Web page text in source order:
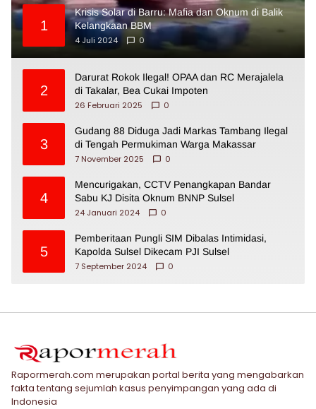
1
Krisis Solar di Barru: Mafia dan Oknum di Balik
Kelangkaan BBM
4 Juli 2024
0
2
Darurat Rokok Ilegal! OPAA dan RC Merajalela
di Takalar, Bea Cukai Impoten
26 Februari 2025
0
3
Gudang 88 Diduga Jadi Markas Tambang Ilegal
di Tengah Permukiman Warga Makassar
7 November 2025
0
4
Mencurigakan, CCTV Penangkapan Bandar
Sabu KJ Disita Oknum BNNP Sulsel
24 Januari 2024
0
5
Pemberitaan Pungli SIM Dibalas Intimidasi,
Kapolda Sulsel Dikecam PJI Sulsel
7 September 2024
0
Rapormerah.com merupakan portal berita yang mengabarkan
fakta tentang sejumlah kasus penyimpangan yang ada di
Indonesia